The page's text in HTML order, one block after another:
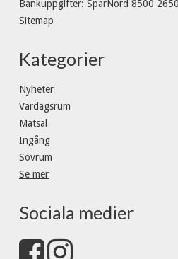
Bankuppgifter: SparNord 8500
Sitemap
Kategorier
Nyheter
Vardagsrum
Matsal
Ingång
Sovrum
Se mer
Sociala medier